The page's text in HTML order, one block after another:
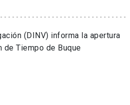
(DINV) informa la apertura
de Tiempo de Buque